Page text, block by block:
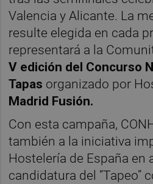
Valencia y Alicante. La
resulte elegida en cada
representará a la
V edición del Concurso
Tapas organizado por
Madrid Fusión.
Con esta campaña,
también a la iniciativa
Hostelería de España en
candidatura del “Tapeo”